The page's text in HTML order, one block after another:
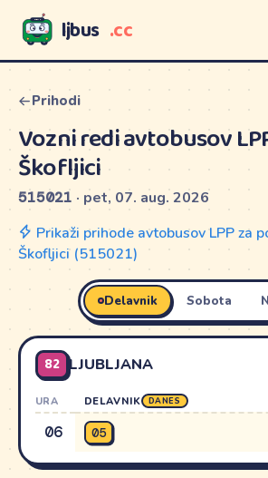
LJBUS ljbus .cc
Prihodi
Vozni redi avtobusov
Škofljici
515021 · pet, 07. aug. 2026
Prikaži prihode avtobusov LPP za
Škofljici (515021)
Delavnik Sobota
82 LJUBLJANA
URA DELAVNIK DANES
06 05